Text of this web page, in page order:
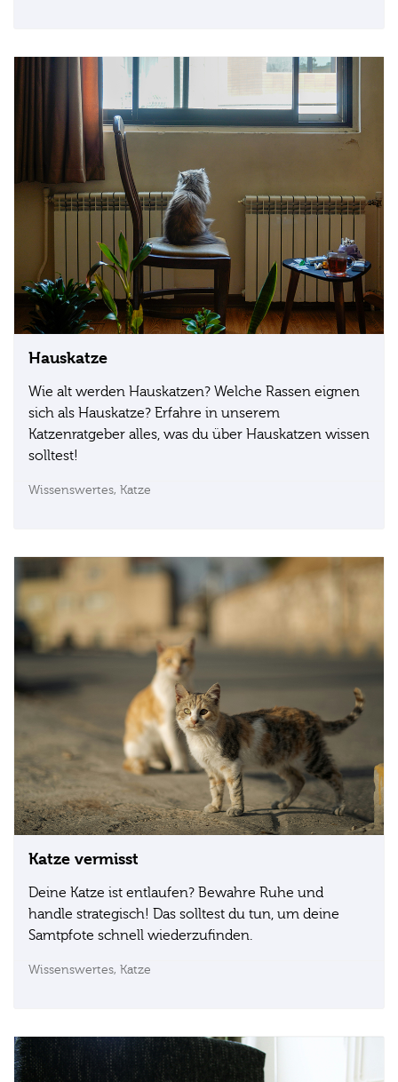
Hauskatze
Wie alt werden Hauskatzen? Welche Rassen eignen
sich als Hauskatze? Erfahre in unserem
Katzenratgeber alles, was du über Hauskatzen wissen
solltest!
Wissenswertes, Katze
Katze vermisst
Deine Katze ist entlaufen? Bewahre Ruhe und
handle strategisch! Das solltest du tun, um deine
Samtpfote schnell wiederzufinden.
Wissenswertes, Katze